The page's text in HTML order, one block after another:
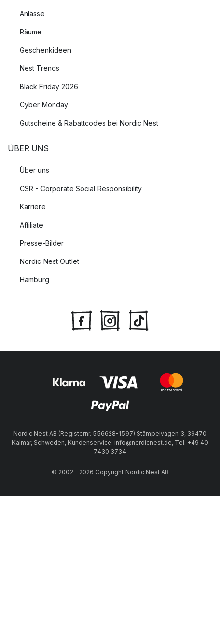
Anlässe
Räume
Geschenkideen
Nest Trends
Black Friday 2026
Cyber Monday
Gutscheine & Rabattcodes bei Nordic Nest
ÜBER UNS
Über uns
CSR - Corporate Social Responsibility
Karriere
Affiliate
Presse-Bilder
Nordic Nest Outlet
Hamburg
Nordic Nest AB (Registernr. 556628-1597) Stämpelvägen 3, 39470
Kalmar, Schweden, Kundenservice: info@nordicnest.de, Tel: +49 40
7430 3734
© 2002 - 2026 Copyright Nordic Nest AB